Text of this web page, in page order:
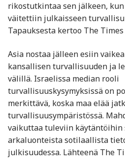
rikostutkintaa sen jälkeen,
väitettiin julkaisseen
Tapauksesta kertoo The
Asia nostaa jälleen esiin
kansallisen turvallisuuden ja
välillä. Israelissa median rooli
turvallisuuskysymyksissä on
merkittävä, koska maa elää
turvallisuusympäristössä.
vaikuttaa tuleviin käytäntöihin
arkaluonteista sotilaallista
julkisuudessa. Lähteenä The